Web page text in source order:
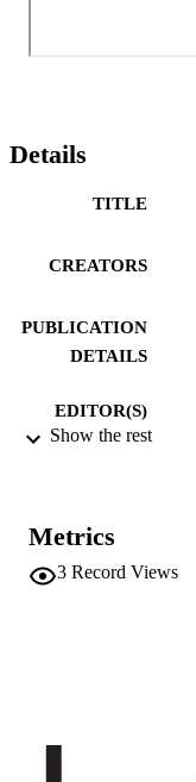
Details
TITLE
CREATORS
PUBLICATION
DETAILS
EDITOR(S)
FORMAT
Show the rest
Metrics
3 Record Views